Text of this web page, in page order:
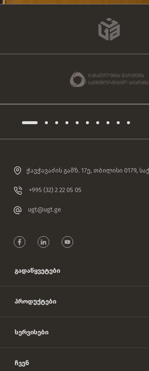
ჭავჭავაძის გამზ. 17ე, თბილისი 0179,
+995 (32) 2 22 05 05
ugt@ugt.ge
Გადაწყვეტები
Პროდუქტები
Სერვისები
Ჩვენ